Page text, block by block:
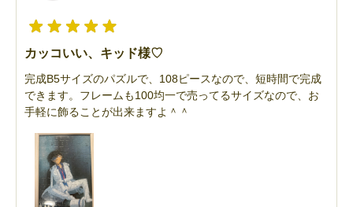
カッコいい、キッド様♡
完成B5サイズのパズルで、108ピースなので、短時間で完成
できます。フレームも100均一で売ってるサイズなので、お
手軽に飾ることが出来ますよ＾＾